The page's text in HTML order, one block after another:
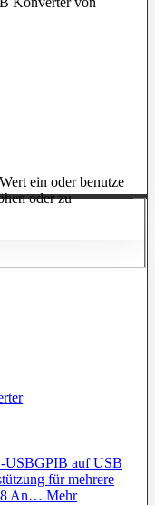
ein oder benutze
oder zu
USBGPIB auf USB
für mehrere
An… Mehr